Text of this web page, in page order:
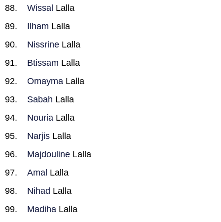
Wissal Lalla
Ilham Lalla
Nissrine Lalla
Btissam Lalla
Omayma Lalla
Sabah Lalla
Nouria Lalla
Narjis Lalla
Majdouline Lalla
Amal Lalla
Nihad Lalla
Madiha Lalla